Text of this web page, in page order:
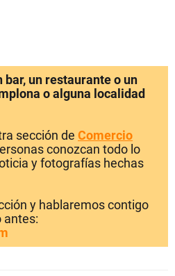
bar, un restaurante o un
o alguna localidad
sección de Comercio
conozcan todo lo
y fotografías hechas
y hablaremos contigo
antes: